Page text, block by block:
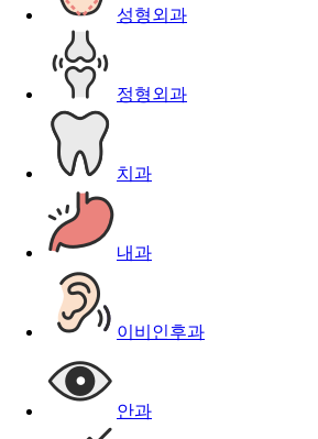
성형외과
정형외과
치과
내과
이비인후과
안과